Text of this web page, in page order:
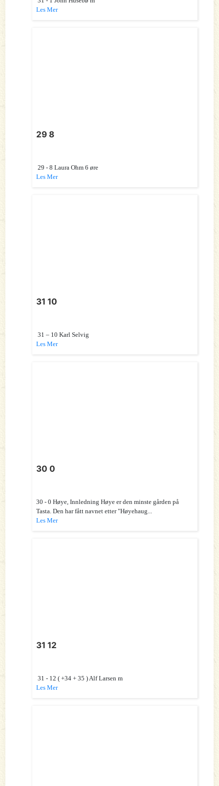
Les Mer
29 8
29 - 8 Laura Ohm 6 øre
Les Mer
31 10
31 – 10 Karl Selvig
Les Mer
30 0
30 - 0 Høye, Innledning Høye er den minste gården på
Tasta. Den har fått navnet etter "Høyehaug...
Les Mer
31 12
31 - 12 ( +34 + 35 ) Alf Larsen m
Les Mer